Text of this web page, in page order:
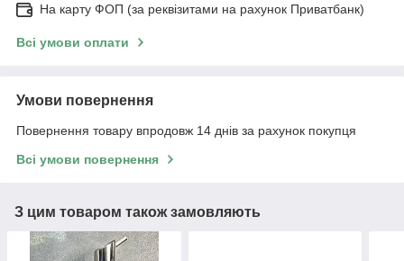
На карту ФОП (за реквізитами на рахунок Приватбанк)
Всі умови оплати
Умови повернення
Повернення товару впродовж 14 днів за рахунок покупця
Всі умови повернення
З цим товаром також замовляють